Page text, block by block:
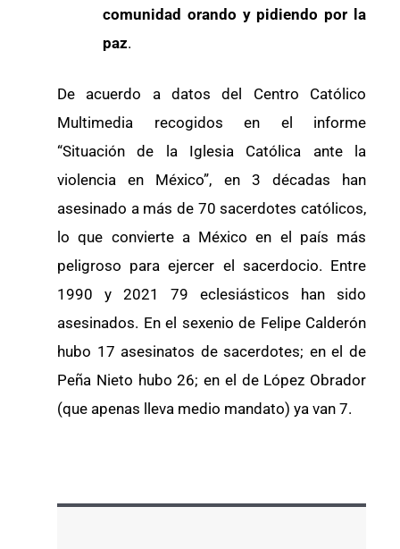
comunidad orando y pidiendo por la
paz.
De acuerdo a datos del Centro Católico
Multimedia recogidos en el informe
“Situación de la Iglesia Católica ante la
violencia en México”, en 3 décadas han
asesinado a más de 70 sacerdotes católicos,
lo que convierte a México en el país más
peligroso para ejercer el sacerdocio. Entre
1990 y 2021 79 eclesiásticos han sido
asesinados. En el sexenio de Felipe Calderón
hubo 17 asesinatos de sacerdotes; en el de
Peña Nieto hubo 26; en el de López Obrador
(que apenas lleva medio mandato) ya van 7.